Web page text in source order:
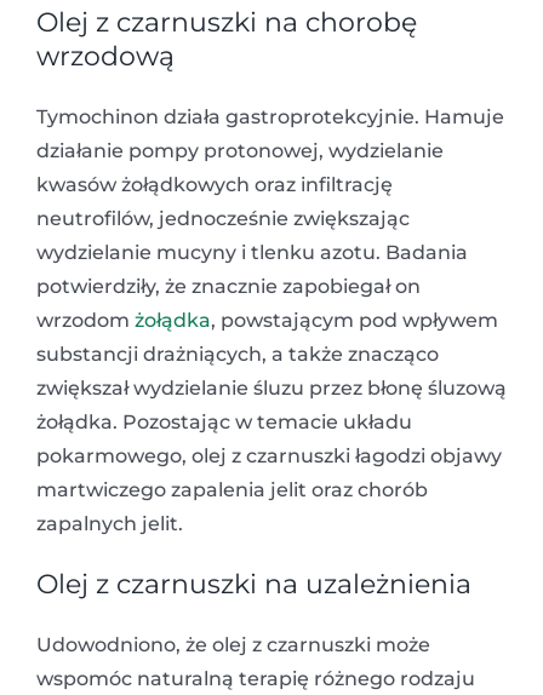
Olej z czarnuszki na chorobę
wrzodową
Tymochinon działa gastroprotekcyjnie. Hamuje
działanie pompy protonowej, wydzielanie
kwasów żołądkowych oraz infiltrację
neutrofilów, jednocześnie zwiększając
wydzielanie mucyny i tlenku azotu. Badania
potwierdziły, że znacznie zapobiegał on
wrzodom żołądka, powstającym pod wpływem
substancji drażniących, a także znacząco
zwiększał wydzielanie śluzu przez błonę śluzową
żołądka. Pozostając w temacie układu
pokarmowego, olej z czarnuszki łagodzi objawy
martwiczego zapalenia jelit oraz chorób
zapalnych jelit.
Olej z czarnuszki na uzależnienia
Udowodniono, że olej z czarnuszki może
wspomóc naturalną terapię różnego rodzaju